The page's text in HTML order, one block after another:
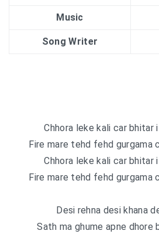
Music
Song Writer
Chhora leke kali car bhitar
Fire mare tehd fehd gurgama
Chhora leke kali car bhitar
Fire mare tehd fehd gurgama
Desi rehna desi khana
Sath ma ghume apne dhore